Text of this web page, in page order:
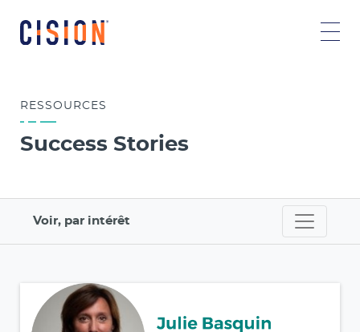
RESSOURCES
Success Stories
Voir, par intérêt